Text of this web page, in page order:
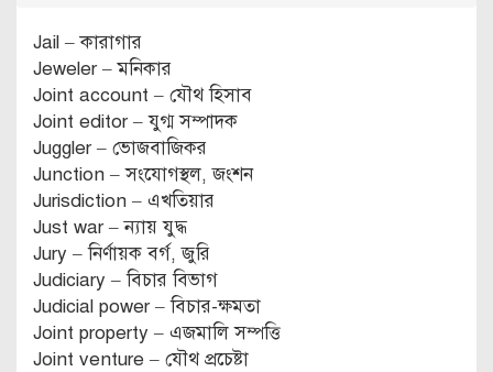
Jail – কারাগার
Jeweler – মনিকার
Joint account – যৌথ হিসাব
Joint editor – যুগ্ম সম্পাদক
Juggler – ভোজবাজিকর
Junction – সংযোগস্থল, জংশন
Jurisdiction – এখতিয়ার
Just war – ন্যায় যুদ্ধ
Jury – নির্ণায়ক বর্গ, জুরি
Judiciary – বিচার বিভাগ
Judicial power – বিচার-ক্ষমতা
Joint property – এজমালি সম্পত্তি
Joint venture – যৌথ প্রচেষ্টা